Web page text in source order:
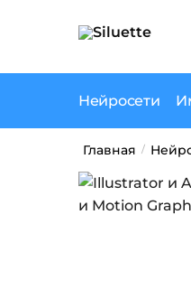
Нейросети
Главная /